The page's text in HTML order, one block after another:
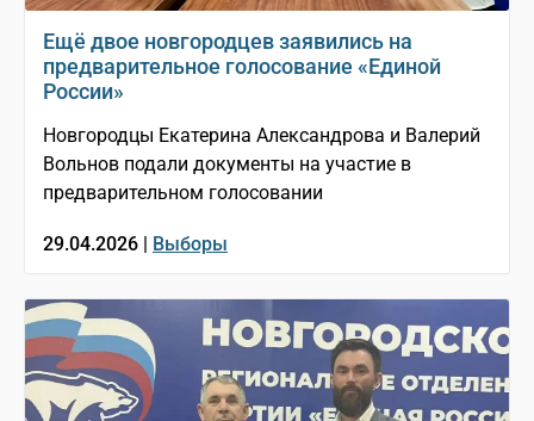
Ещё двое новгородцев заявились на
предварительное голосование «Единой
России»
Новгородцы Екатерина Александрова и Валерий
Вольнов подали документы на участие в
предварительном голосовании
29.04.2026 | Выборы